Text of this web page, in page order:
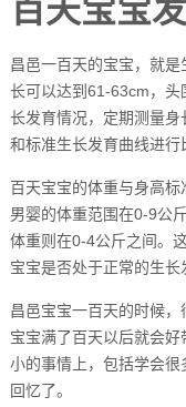
百天宝宝
昌邑一百天的宝宝，就
长可以达到61-63cm，头
长发育情况，定期测量身
和标准生长发育曲线进行
百天宝宝的体重与身高标
男婴的体重范围在0-9公
体重则在0-4公斤之间。
宝宝是否处于正常的生长
昌邑宝宝一百天的时候
宝宝满了百天以后就会
小的事情上，包括学会
回忆了。